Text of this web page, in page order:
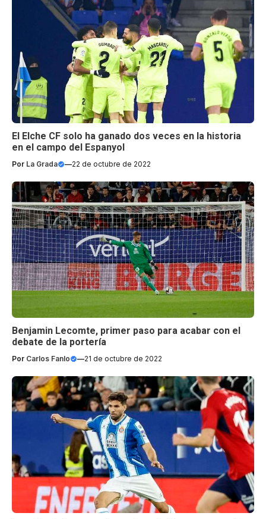
El Elche CF solo ha ganado dos veces en la historia
en el campo del Espanyol
Por La Grada —22 de octubre de 2022
Benjamin Lecomte, primer paso para acabar con el
debate de la portería
Por Carlos Fanlo —21 de octubre de 2022